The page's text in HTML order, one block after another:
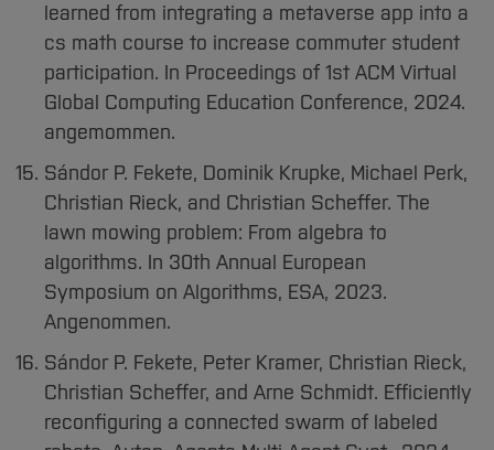
learned from integrating a metaverse app into a
cs math course to increase commuter student
participation. In Proceedings of 1st ACM Virtual
Global Computing Education Conference, 2024.
angemommen.
Sándor P. Fekete, Dominik Krupke, Michael Perk,
Christian Rieck, and Christian Scheffer. The
lawn mowing problem: From algebra to
algorithms. In 30th Annual European
Symposium on Algorithms, ESA, 2023.
Angenommen.
Sándor P. Fekete, Peter Kramer, Christian Rieck,
Christian Scheffer, and Arne Schmidt. Efficiently
reconfiguring a connected swarm of labeled